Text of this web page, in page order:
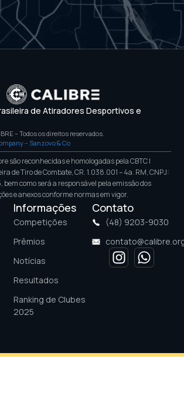
de Atiradores Desportivos e
– Todos os direitos reservados.
– Sanzovo & Co
são reconhecidas e homologadas pela CBTC |
de Tiro de Combate, CR. 1.038.001 – 4a. RM, CNPJ:
como será a responsável pela emissão dos
e anexos conforme normas em vigor.
Informações
Competições
Prêmios
Notícias
Resultados
Ranking de Clubes
2025
Contato
(48) 9203-9030